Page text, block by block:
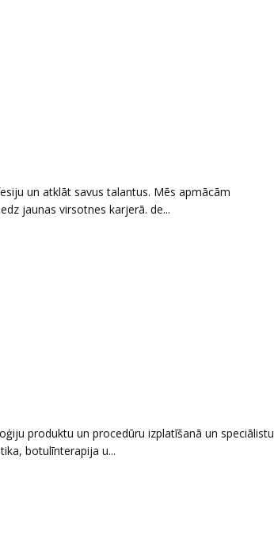
un atklāt savus talantus. Mēs apmācām
jaunas virsotnes karjerā. de...
produktu un procedūru izplatīšanā un speciālistu
botulīnterapija u...